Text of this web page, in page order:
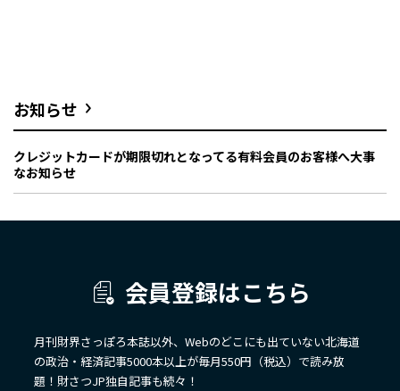
お知らせ
クレジットカードが期限切れとなってる有料会員のお客様へ大事
なお知らせ
会員登録はこちら
月刊財界さっぽろ本誌以外、Webのどこにも出ていない北海道
の政治・経済記事5000本以上が毎月550円（税込）で読み放
題！財さつJP独自記事も続々！